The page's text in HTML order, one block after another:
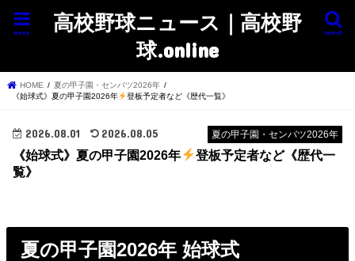
高校野球ニュース｜高校野
球.online
search
menu
HOME
夏の甲子園・センバツ2026年
《始球式》夏の甲子園2026年
登板予定者など《歴代一覧》
夏の甲子園・センバツ2026年
2026.08.01 2026.08.05
《始球式》夏の甲子園2026年
登板予定者など《歴代一
覧》
夏の甲子園2026年 始球式